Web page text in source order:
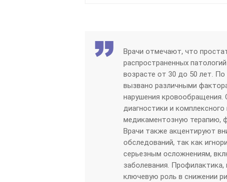
Врачи отмечают, что
распространенных
возрасте от 30 до 50 лет.
вызвано различными
нарушения
диагностики и
медикаментозную терапию,
Врачи также акцентируют
обследований, так как
серьезным осложнениям,
заболевания.
ключевую роль в снижении